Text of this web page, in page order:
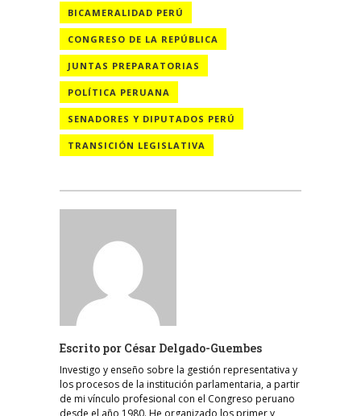
BICAMERALIDAD PERÚ
CONGRESO DE LA REPÚBLICA
JUNTAS PREPARATORIAS
POLÍTICA PERUANA
SENADORES Y DIPUTADOS PERÚ
TRANSICIÓN LEGISLATIVA
Escrito por César Delgado-Guembes
Investigo y enseño sobre la gestión representativa y
los procesos de la institución parlamentaria, a partir
de mi vínculo profesional con el Congreso peruano